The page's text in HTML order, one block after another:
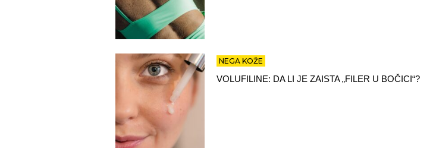
NEGA KOŽE
VOLUFILINE: DA LI JE ZAISTA „FILER U BOČICI“?